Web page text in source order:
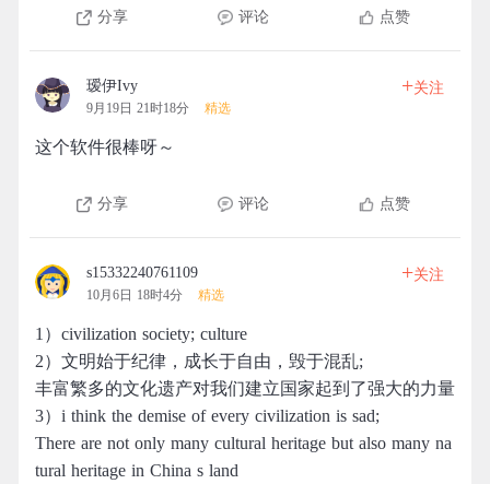
分享 评论 点赞
瑷伊Ivy
9月19日 21时18分 精选
+关注
这个软件很棒呀～
分享 评论 点赞
s15332240761109
10月6日 18时4分 精选
+关注
1）civilization society; culture
2）文明始于纪律，成长于自由，毁于混乱;
丰富繁多的文化遗产对我们建立国家起到了强大的力量
3）i think the demise of every civilization is sad;
There are not only many cultural heritage but also many na
tural heritage in China s land